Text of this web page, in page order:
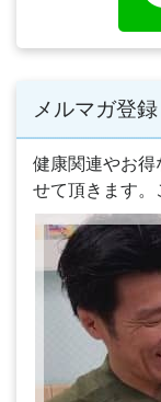
メルマガ登録
健康関連やお得
せて頂きます